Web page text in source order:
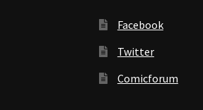
Facebook
Twitter
Comicforum